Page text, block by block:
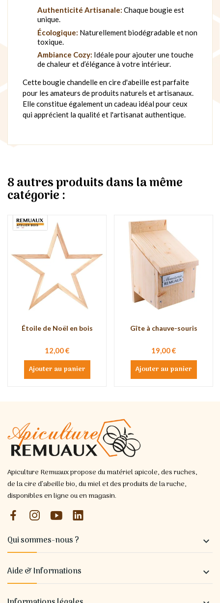
Authenticité Artisanale: Chaque bougie est
unique.
Écologique: Naturellement biodégradable et non
toxique.
Ambiance Cozy: Idéale pour ajouter une touche
de chaleur et d’élégance à votre intérieur.
Cette bougie chandelle en cire d'abeille est parfaite
pour les amateurs de produits naturels et artisanaux.
Elle constitue également un cadeau idéal pour ceux
qui apprécient la qualité et l'artisanat authentique.
8 autres produits dans la même
catégorie :
Étoile de Noël en bois
12,00 €
Ajouter au panier
Gîte à chauve-souris
19,00 €
Ajouter au panier
Apiculture Remuaux propose du matériel apicole, des ruches,
de la cire d’abeille bio, du miel et des produits de la ruche,
disponibles en ligne ou en magasin.
Qui sommes-nous ? 
Aide & Informations 